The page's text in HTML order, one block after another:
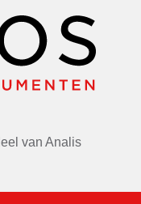
van Analis